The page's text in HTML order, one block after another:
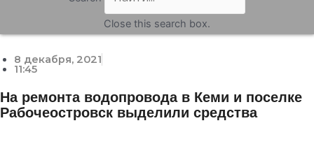
Close this search box.
8 декабря, 2021
11:45
На ремонта водопровода в Кеми и поселке
Рабочеостровск выделили средства